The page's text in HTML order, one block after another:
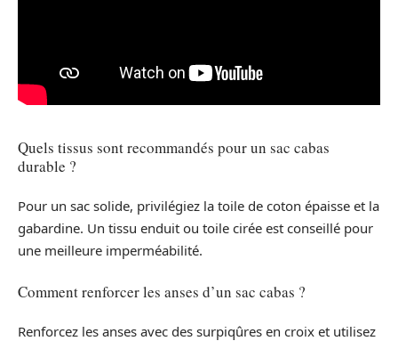
Quels tissus sont recommandés pour un sac cabas
durable ?
Pour un sac solide, privilégiez la toile de coton épaisse et la
gabardine. Un tissu enduit ou toile cirée est conseillé pour
une meilleure imperméabilité.
Comment renforcer les anses d’un sac cabas ?
Renforcez les anses avec des surpiqûres en croix et utilisez